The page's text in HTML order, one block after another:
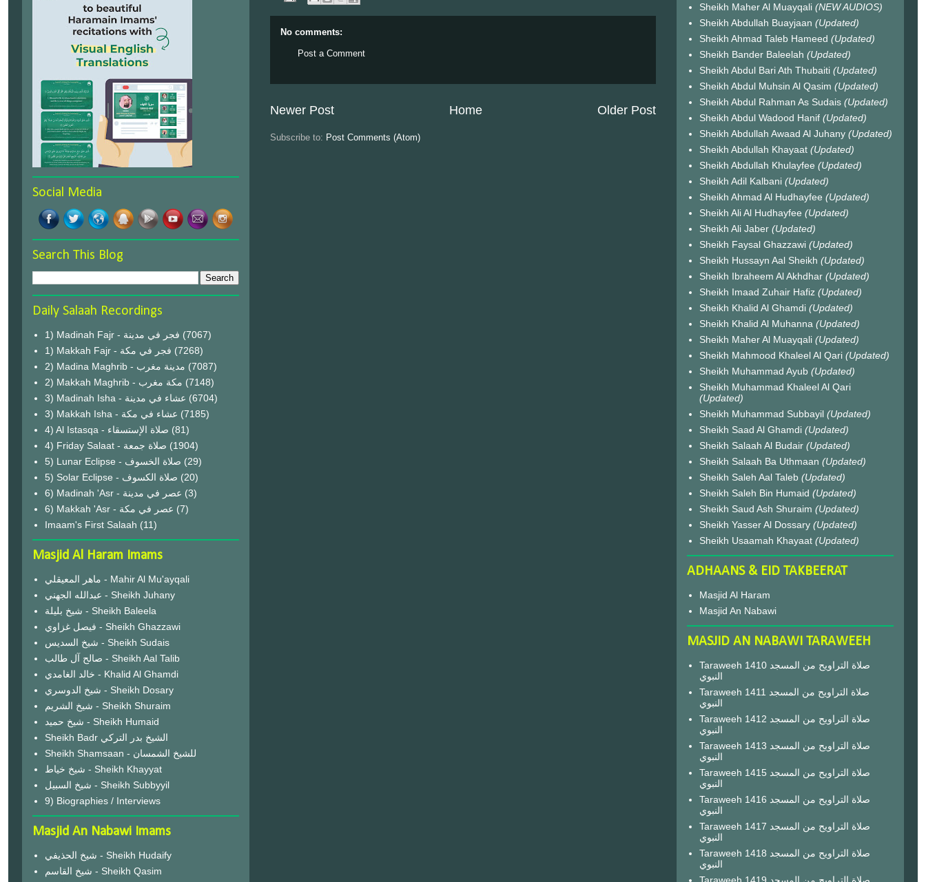
No comments:
Post a Comment
Newer Post Older Post
Home
Subscribe to: Post Comments (Atom)
Social Media
Search This Blog
Daily Salaah Recordings
1) Madinah Fajr - فجر في مدينة (7067)
1) Makkah Fajr - فجر في مكة (7268)
2) Madina Maghrib - مدينة مغرب (7087)
2) Makkah Maghrib - مكة مغرب (7148)
3) Madinah Isha - عشاء في مدينة (6704)
3) Makkah Isha - عشاء في مكة (7185)
4) Al Istasqa - صلاة الإستسقاء (81)
4) Friday Salaat - صلاة جمعة (1904)
5) Lunar Eclipse - صلاة الخسوف (29)
(20)
6) Madinah 'Asr - عصر في مدينة (3)
6) Makkah 'Asr - عصر في مكة (7)
Imaam's First Salaah (11)
Masjid Al Haram Imams
ماهر المعيقلي - Mahir Al Mu'ayqali
عبدالله الجهني - Sheikh Juhany
شيخ بليلة - Sheikh Baleela
فيصل غزاوي - Sheikh Ghazzawi
شيخ السديس - Sheikh Sudais
صالح آل طالب - Sheikh Aal Talib
خالد الغامدي - Khalid Al Ghamdi
شيخ الدوسري - Sheikh Dosary
شيخ الشريم - Sheikh Shuraim
شيخ حميد - Sheikh Humaid
Sheikh Badr الشيخ بدر التركي
Sheikh Shamsaan - للشيخ الشمسان
شيخ خياط - Sheikh Khayyat
شيخ السبيل - Sheikh Subbyyil
9) Biographies / Interviews
Masjid An Nabawi Imams
شيخ الحذيفي - Sheikh Hudaify
شيخ القاسم - Sheikh Qasim
Sheikh Maher Al Muayqali (NEW AUDIOS)
Sheikh Abdullah Buayjaan (Updated)
Sheikh Ahmad Taleb Hameed (Updated)
Sheikh Bander Baleelah (Updated)
Sheikh Abdul Bari Ath Thubaiti (Updated)
Sheikh Abdul Muhsin Al Qasim (Updated)
Sheikh Abdul Rahman As Sudais (Updated)
Sheikh Abdul Wadood Hanif (Updated)
Sheikh Abdullah Awaad Al Juhany (Updated)
Sheikh Abdullah Khayaat (Updated)
Sheikh Abdullah Khulayfee (Updated)
Sheikh Adil Kalbani (Updated)
Sheikh Ahmad Al Hudhayfee (Updated)
Sheikh Ali Al Hudhayfee (Updated)
Sheikh Ali Jaber (Updated)
Sheikh Faysal Ghazzawi (Updated)
Sheikh Hussayn Aal Sheikh (Updated)
Sheikh Ibraheem Al Akhdhar (Updated)
Sheikh Imaad Zuhair Hafiz (Updated)
Sheikh Khalid Al Ghamdi (Updated)
Sheikh Khalid Al Muhanna (Updated)
Sheikh Maher Al Muayqali (Updated)
Sheikh Mahmood Khaleel Al Qari (Updated)
Sheikh Muhammad Ayub (Updated)
Sheikh Muhammad Khaleel Al Qari
(Updated)
Sheikh Muhammad Subbayil (Updated)
Sheikh Saad Al Ghamdi (Updated)
Sheikh Salaah Al Budair (Updated)
Sheikh Salaah Ba Uthmaan (Updated)
Sheikh Saleh Aal Taleb (Updated)
Sheikh Saleh Bin Humaid (Updated)
Sheikh Saud Ash Shuraim (Updated)
Sheikh Yasser Al Dossary (Updated)
Sheikh Usaamah Khayaat (Updated)
ADHAANS & EID TAKBEERAT
Masjid Al Haram
Masjid An Nabawi
MASJID AN NABAWI TARAWEEH
Taraweeh 1410 صلاة التراويح من المسجد
النبوي
Taraweeh 1411 صلاة التراويح من المسجد
النبوي
Taraweeh 1412 صلاة التراويح من المسجد
النبوي
Taraweeh 1413 صلاة التراويح من المسجد
النبوي
Taraweeh 1415 صلاة التراويح من المسجد
النبوي
Taraweeh 1416 صلاة التراويح من المسجد
النبوي
Taraweeh 1417 صلاة التراويح من المسجد
النبوي
Taraweeh 1418 صلاة التراويح من المسجد
النبوي
Taraweeh 1419 صلاة التراويح من المسجد